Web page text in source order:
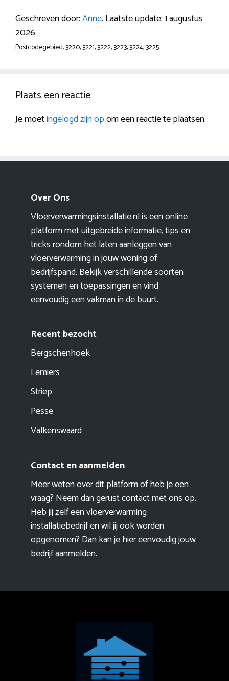
Geschreven door:Anne. Laatste update: 1 augustus
2026
Postcodegebied: 3220, 3221, 3222, 3223, 3224, 3225.
Plaats een reactie
Je moetingelogd zijn opom een reactie te plaatsen.
Over Ons
Vloerverwarmingsinstallatie.nl is een online
platform met uitgebreide informatie, tips en
tricks rondom het laten aanleggen van
vloerverwarming in jouw woning of
bedrijfspand. Bekijk verschillende soorten
systemen en toepassingen en vind
eenvoudig een vakman in de buurt.
Recent bezocht
Bergschenhoek
Lemiers
Striep
Pesse
Valkenswaard
Contact en aanmelden
Meer weten over dit platform of heb je een
vraag? Neem dan gerust contact met ons op.
Heb jij zelf een vloerverwarming
installatiebedrijf en wil jij ook worden
opgenomen? Dan kan je hier eenvoudigjouw
bedrijf aanmelden.